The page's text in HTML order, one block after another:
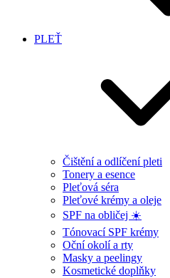
PLEŤ
Čištění a odlíčení pleti
Tonery a esence
Pleťová séra
Pleťové krémy a oleje
SPF na obličej ☀️
Tónovací SPF krémy
Oční okolí a rty
Masky a peelingy
Kosmetické doplňky